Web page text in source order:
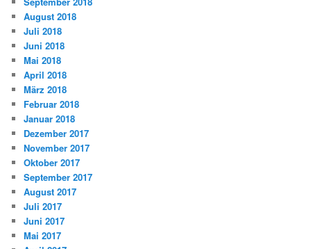
August 2018
Juli 2018
Juni 2018
Mai 2018
April 2018
März 2018
Februar 2018
Januar 2018
Dezember 2017
November 2017
Oktober 2017
September 2017
August 2017
Juli 2017
Juni 2017
Mai 2017